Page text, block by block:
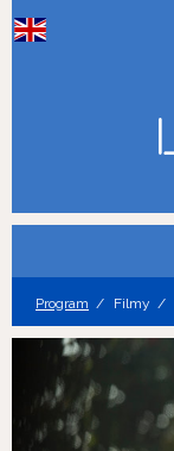
Program Filmy